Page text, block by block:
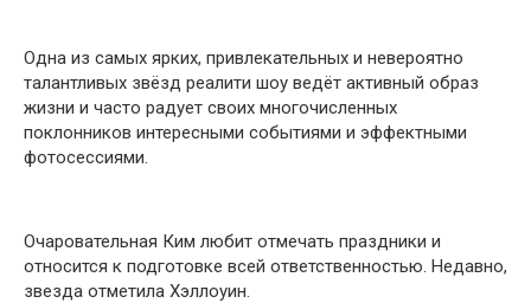
Одна из самых ярких, привлекательных и невероятно
талантливых звёзд реалити шоу ведёт активный образ
жизни и часто радует своих многочисленных
поклонников интересными событиями и эффектными
фотосессиями.
Очаровательная Ким любит отмечать праздники и
относится к подготовке всей ответственностью. Недавно,
звезда отметила Хэллоуин.